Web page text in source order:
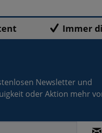
Immer
Newsletter und
oder Aktion mehr